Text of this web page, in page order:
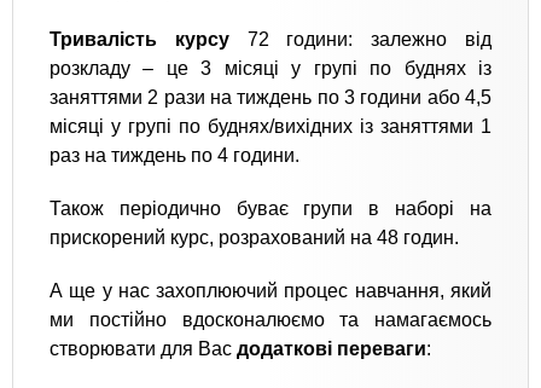
Тривалість курсу72 години: залежно від
розкладу – це 3 місяці у групі по буднях із
заняттями 2 рази на тиждень по 3 години або 4,5
місяці у групі по буднях/вихідних із заняттями 1
раз на тиждень по 4 години.
Також періодично буває групи в наборі на
прискорений курс, розрахований на 48 годин.
А ще у нас захоплюючий процес навчання, який
ми постійно вдосконалюємо та намагаємось
створювати для Вас додаткові переваги: